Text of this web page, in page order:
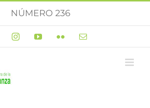
NÚMERO 236
FacebookInstagramYouTubeFlickr Correo